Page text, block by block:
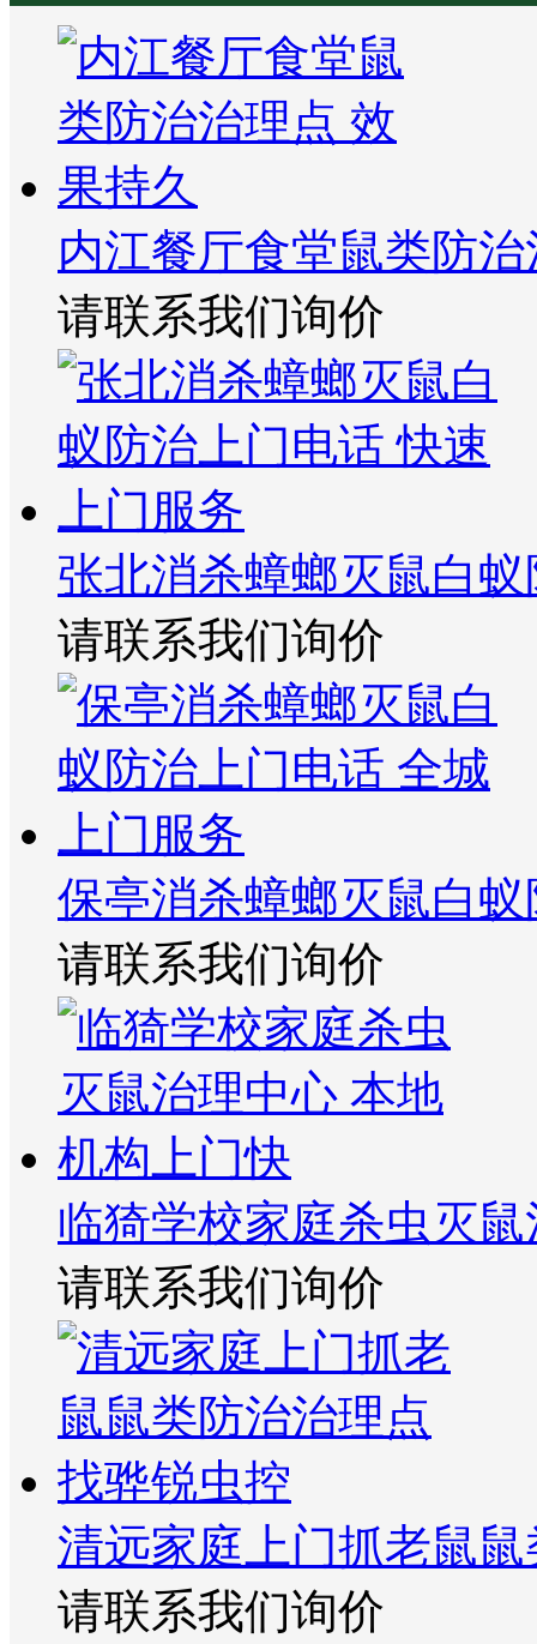
内江餐厅食堂鼠类防
请联系我们询价
张北消杀蟑螂灭鼠白
请联系我们询价
保亭消杀蟑螂灭鼠白
请联系我们询价
临猗学校家庭杀虫灭
请联系我们询价
清远家庭上门抓老鼠
请联系我们询价